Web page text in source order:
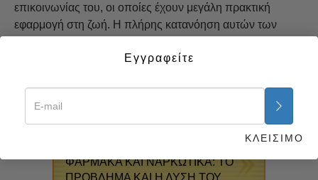
επικοινωνίας του, οι οποίες έχουν μεγάλη πρακτική
εφαρμογή στη ζωή. Η πλήρης κατανόηση αυτών των
να χρησιμοποιείτε για πάντα.
Ξεκινήστε τώρα >>
ΔΩΡΕΆΝ ONLINE
ΦΑΡΜΑΚΑ ΚΑΙ ΝΑΡΚΩΤΙΚΑ: ΤΟ
ΠΡΟΒΛΗΜΑ ΚΑΙ Η ΛΥΣΗ ΤΟΥ
Εγγραφείτε
ΚΛΕΙΣΙΜΟ